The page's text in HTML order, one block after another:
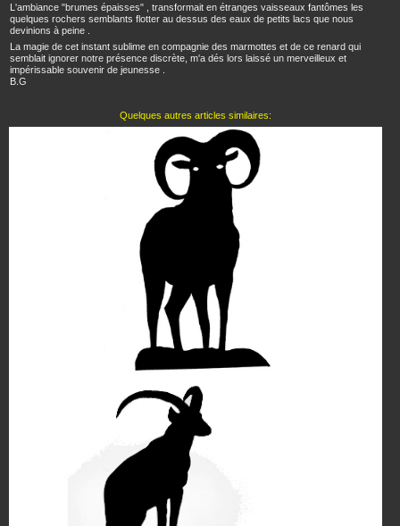
L'ambiance "brumes épaisses" , transformait en étranges vaisseaux fantômes les
quelques rochers semblants flotter au dessus des eaux de petits lacs que nous
devinions à peine .
La magie de cet instant sublime en compagnie des marmottes et de ce renard qui
semblait ignorer notre présence discrète, m'a dés lors laissé un merveilleux et
impérissable souvenir de jeunesse .
B.G
Quelques autres articles similaires: